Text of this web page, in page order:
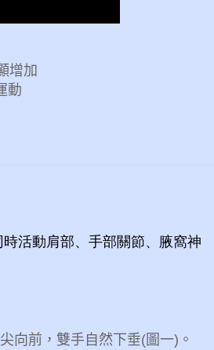
增加
動
活動肩部、手部關節、腋窩神
向前，雙手自然下垂(圖一) 。